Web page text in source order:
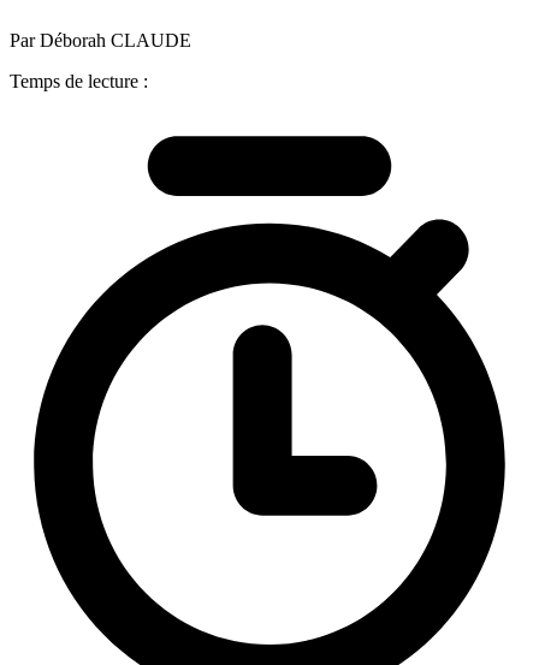
Par Déborah CLAUDE
Temps de lecture :